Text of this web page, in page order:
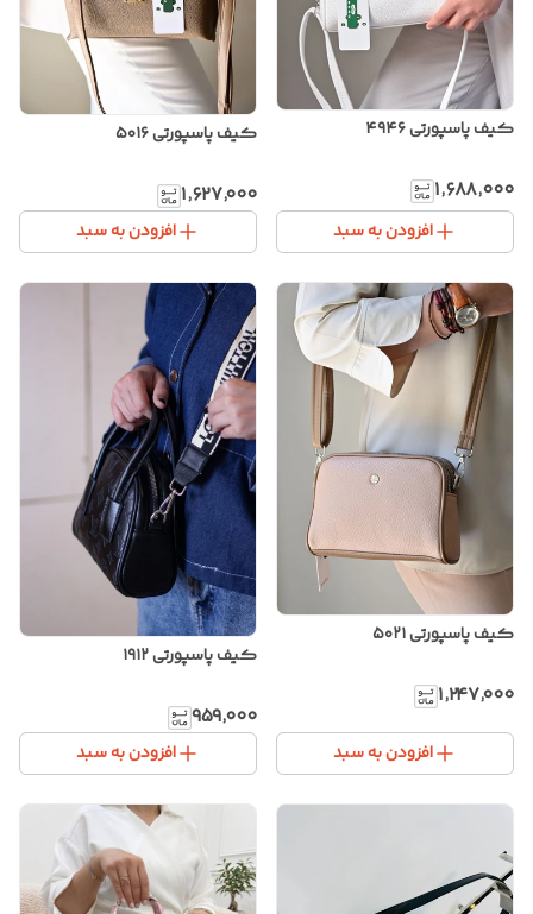
کیف پاسپورتی ۴۹۴۶
۱٬۶۸۸٬۰۰۰
افزودن به سبد
کیف پاسپورتی ۵۰۱۶
۱٬۶۲۷٬۰۰۰
افزودن به سبد
کیف پاسپورتی ۵۰۲۱
۱٬۲۴۷٬۰۰۰
افزودن به سبد
کیف پاسپورتی ۱۹۱۲
۹۵۹٬۰۰۰
افزودن به سبد